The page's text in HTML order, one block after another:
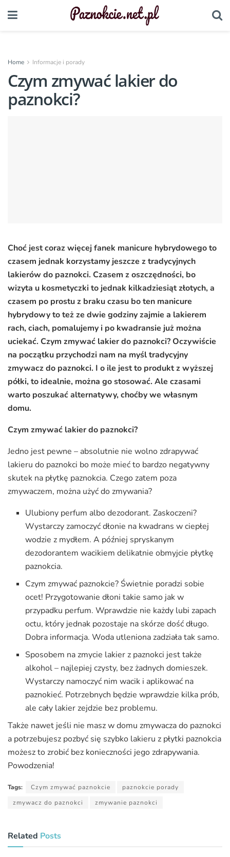
Home Informacje i porady
Czym zmywać lakier do
paznokci?
Choć jest coraz więcej fanek manicure hybrydowego to
czasem jednak korzystamy jeszcze z tradycyjnych
lakierów do paznokci. Czasem z oszczędności, bo
wizyta u kosmetyczki to jednak kilkadziesiąt złotych, a
czasem po prostu z braku czasu bo ten manicure
hybrydowy to też ze dwie godziny zajmie a lakierem
rach, ciach, pomalujemy i po kwadransie już można
uciekać. Czym zmywać lakier do paznokci? Oczywiście
na początku przychodzi nam na myśl tradycyjny
zmywacz do paznokci. I o ile jest to produkt z wyższej
półki, to idealnie, można go stosować. Ale czasami
warto poszukać alternatywy, choćby we własnym
domu.
Czym zmywać lakier do paznokci?
Jedno jest pewne – absolutnie nie wolno zdrapywać
lakieru do paznokci bo może mieć to bardzo negatywny
skutek na płytkę paznokcia. Czego zatem poza
zmywaczem, można użyć do zmywania?
Ulubiony perfum albo dezodorant. Zaskoczeni?
Wystarczy zamoczyć dłonie na kwadrans w ciepłej
wodzie z mydłem. A później spryskanym
dezodorantem wacikiem delikatnie obmyjcie płytkę
paznokcia.
Czym zmywać paznokcie? Świetnie poradzi sobie
ocet! Przygotowanie dłoni takie samo jak w
przypadku perfum. Wprawdzie nie każdy lubi zapach
octu, który jednak pozostaje na skórze dość długo.
Dobra informacja. Woda utleniona zadziała tak samo.
Sposobem na zmycie lakier z paznokci jest także
alkohol – najlepiej czysty, bez żadnych domieszek.
Wystarczy namoczyć nim wacik i aplikować na
paznokieć. Potrzebnych będzie wprawdzie kilka prób,
ale cały lakier zejdzie bez problemu.
Także nawet jeśli nie masz w domu zmywacza do paznokci
a potrzebujesz pozbyć się szybko lakieru z płytki paznokcia
możesz to zrobić bez konieczności jego zdrapywania.
Powodzenia!
Tags: Czym zmywać paznokcie
paznokcie porady
zmywacz do paznokci
zmywanie paznokci
Related Posts